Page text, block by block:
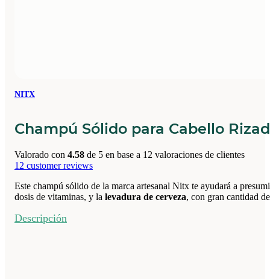
NITX
Champú Sólido para Cabello
Valorado con 4.58 de 5 en base a 12 valoraciones de clientes
12 customer reviews
Este champú sólido de la marca artesanal Nitx te ayudará a
dosis de vitaminas, y la levadura de cerveza, con gran cantidad
Descripción